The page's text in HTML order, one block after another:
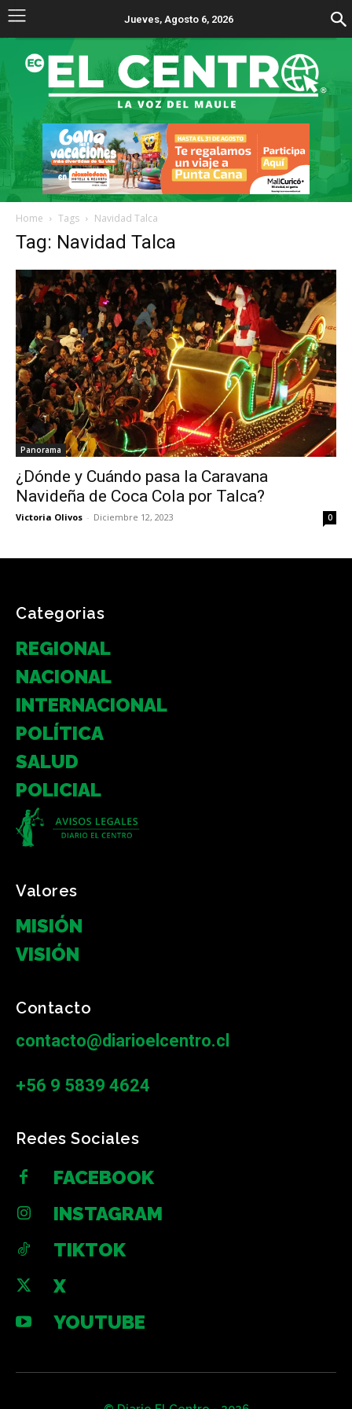
Jueves, Agosto 6, 2026
Home Tags Navidad Talca
Tag: Navidad Talca
Panorama
¿Dónde y Cuándo pasa la Caravana
Navideña de Coca Cola por Talca?
Victoria Olivos - Diciembre 12, 2023 0
Categorias
REGIONAL
NACIONAL
INTERNACIONAL
POLÍTICA
SALUD
POLICIAL
Valores
MISIÓN
VISIÓN
Contacto
contacto@diarioelcentro.cl
+56 9 5839 4624
Redes Sociales
FACEBOOK
INSTAGRAM
TIKTOK
X
YOUTUBE